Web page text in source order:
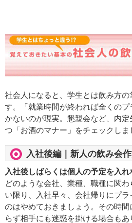
社会人になると、学生とは飲み方の
す。「就業時間が終われば全くの
かないのが現実。懇親会など、内
つ「お酒のマナー」をチェックしま
入社後編｜新人の飲み会
入社後しばらくは個人の予定を入
どのような会社、業種、職種に関
い限り、入社早々、会社帰りにプ
のはやめておきましょう。その時
らず相手にも迷惑を掛ける場合も